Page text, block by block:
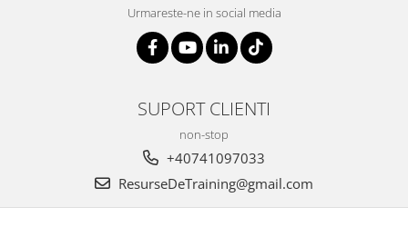
Urmareste-ne in social media
SUPORT CLIENTI
non-stop
+40741097033
ResurseDeTraining@gmail.com